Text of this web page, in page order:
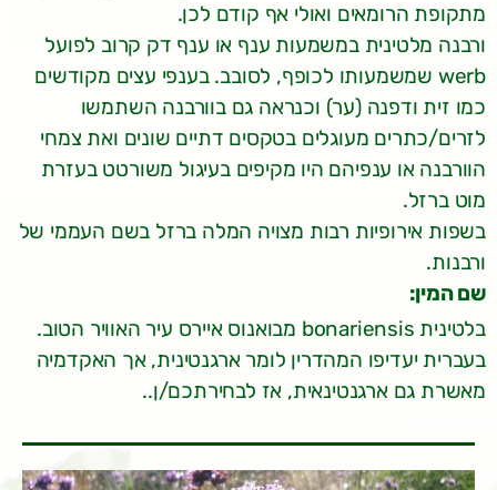
מתקופת הרומאים ואולי אף קודם לכן.
ורבנה מלטינית במשמעות ענף או ענף דק קרוב לפועל
werb שמשמעותו לכופף, לסובב. בענפי עצים מקודשים
כמו זית ודפנה (ער) וכנראה גם בוורבנה השתמשו
לזרים/כתרים מעוגלים בטקסים דתיים שונים ואת צמחי
הוורבנה או ענפיהם היו מקיפים בעיגול משורטט בעזרת
מוט ברזל.
בשפות אירופיות רבות מצויה המלה ברזל בשם העממי של
ורבנות.
שם המין:
בלטינית bonariensis מבואנוס איירס עיר האוויר הטוב.
בעברית יעדיפו המהדרין לומר ארגנטינית, אך האקדמיה
מאשרת גם ארגנטינאית, אז לבחירתכם/ן..